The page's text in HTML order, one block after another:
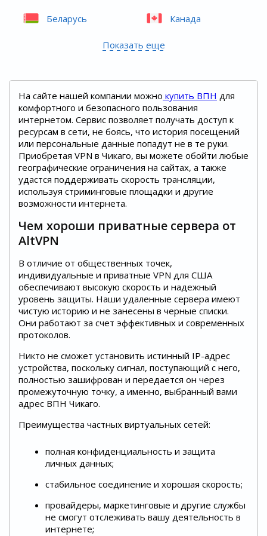
Беларусь Канада
Показать еще
На сайте нашей компании можно купить ВПН для
комфортного и безопасного пользования
интернетом. Сервис позволяет получать доступ к
ресурсам в сети, не боясь, что история посещений
или персональные данные попадут не в те руки.
Приобретая VPN в Чикаго, вы можете обойти любые
географические ограничения на сайтах, а также
удастся поддерживать скорость трансляции,
используя стриминговые площадки и другие
возможности интернета.
Чем хороши приватные сервера от
AltVPN
В отличие от общественных точек,
индивидуальные и приватные VPN для США
обеспечивают высокую скорость и надежный
уровень защиты. Наши удаленные сервера имеют
чистую историю и не занесены в черные списки.
Они работают за счет эффективных и современных
протоколов.
Никто не сможет установить истинный IP-адрес
устройства, поскольку сигнал, поступающий с него,
полностью зашифрован и передается он через
промежуточную точку, а именно, выбранный вами
адрес ВПН Чикаго.
Преимущества частных виртуальных сетей:
полная конфиденциальность и защита
личных данных;
стабильное соединение и хорошая скорость;
провайдеры, маркетинговые и другие службы
не смогут отслеживать вашу деятельность в
интернете;